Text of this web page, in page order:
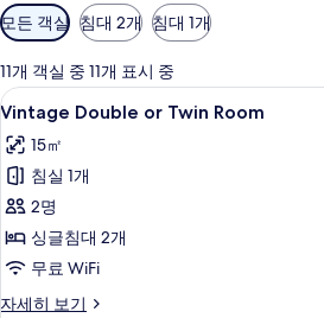
객
실
에
사
용
가
능
한
터
모든 객실 침대 2개 침대 1개
11개 객실 중 11개 표시 중
Vintage
Double
or
Twin
Room
사
진
모
3
Vintage Double or Twin Room
15㎡
침실 1개
2명
싱글침대 2개
무료 WiFi
자세히 보기
Vintage